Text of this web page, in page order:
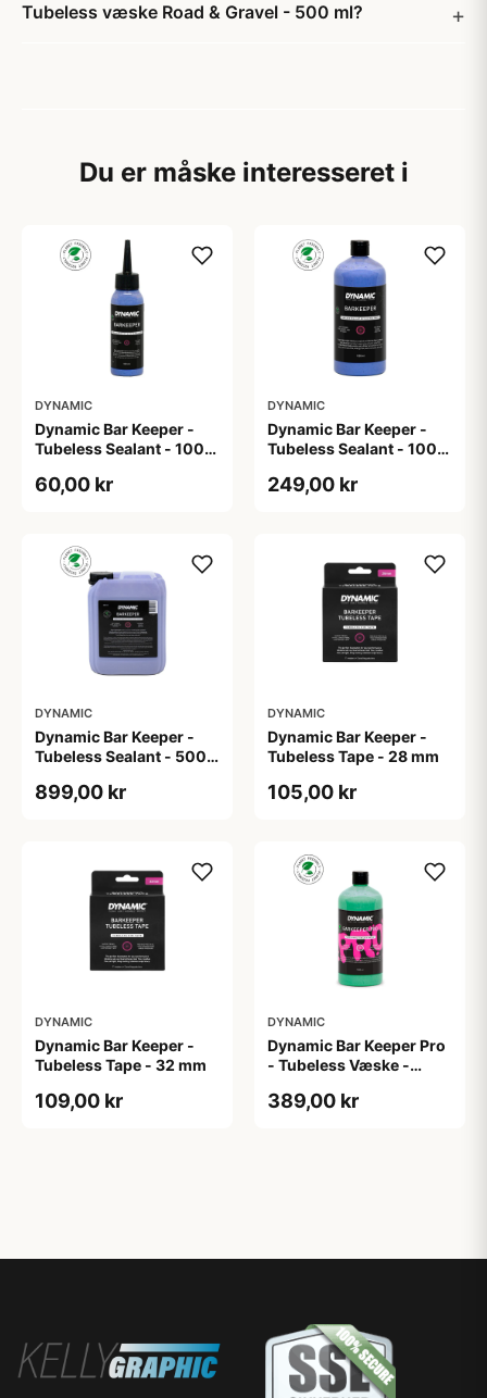
Tubeless væske Road & Gravel - 500 ml?
Du er måske interesseret i
DYNAMIC
Dynamic Bar Keeper -
Tubeless Sealant - 100
60,00 kr
DYNAMIC
Dynamic Bar Keeper -
Tubeless Sealant - 1000
249,00 kr
DYNAMIC
Dynamic Bar Keeper -
Tubeless Sealant - 5000
899,00 kr
DYNAMIC
Dynamic Bar Keeper -
Tubeless Tape - 28 mm
105,00 kr
DYNAMIC
Dynamic Bar Keeper -
Tubeless Tape - 32 mm
109,00 kr
DYNAMIC
Dynamic Bar Keeper Pro
- Tubeless Væske -
389,00 kr